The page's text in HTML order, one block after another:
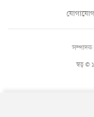
স্বত্ব
সম্পাদক